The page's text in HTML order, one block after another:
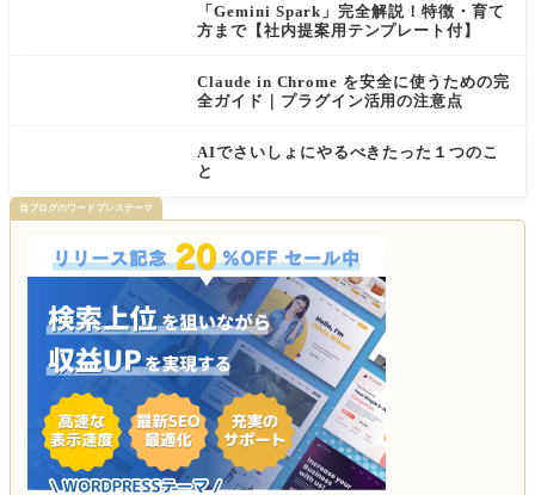
「Gemini Spark」完全解説！特徴・育て
方まで【社内提案用テンプレート付】
Claude in Chrome を安全に使うための完
全ガイド｜プラグイン活用の注意点
AIでさいしょにやるべきたった１つのこ
と
当ブログのワードプレステーマ